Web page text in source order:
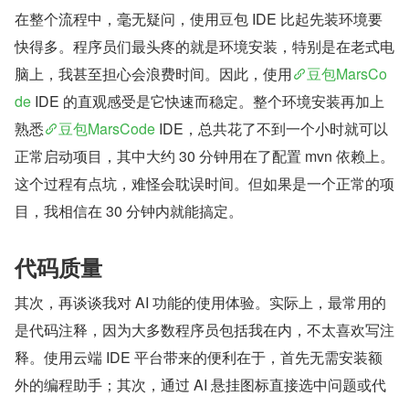
在整个流程中，毫无疑问，使用豆包 IDE 比起先装环境要
快得多。程序员们最头疼的就是环境安装，特别是在老式电
脑上，我甚至担心会浪费时间。因此，使用
豆包MarsCo
de IDE 的直观感受是它快速而稳定。整个环境安装再加上
熟悉
豆包MarsCode IDE，总共花了不到一个小时就可以
正常启动项目，其中大约 30 分钟用在了配置 mvn 依赖上。
这个过程有点坑，难怪会耽误时间。但如果是一个正常的项
目，我相信在 30 分钟内就能搞定。
代码质量
其次，再谈谈我对 AI 功能的使用体验。实际上，最常用的
是代码注释，因为大多数程序员包括我在内，不太喜欢写注
释。使用云端 IDE 平台带来的便利在于，首先无需安装额
外的编程助手；其次，通过 AI 悬挂图标直接选中问题或代